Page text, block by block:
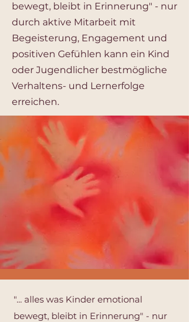
bewegt, bleibt in Erinnerung" - nur
durch aktive Mitarbeit mit
Begeisterung, Engagement und
positiven Gefühlen kann ein Kind
oder Jugendlicher bestmögliche
Verhaltens- und Lernerfolge
erreichen.
"... alles was Kinder emotional
bewegt, bleibt in Erinnerung" - nur